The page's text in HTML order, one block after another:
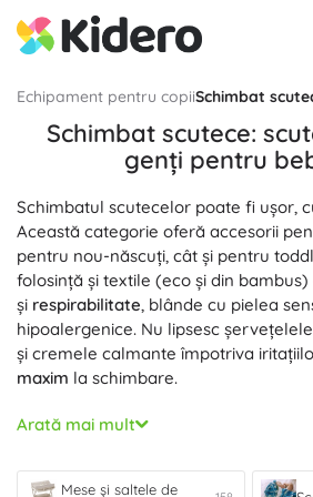
Echipament pentru copiiSchimbat
Schimbat scutece:
genți pentru
Schimbatul scutecelor poate fi ușor,
Această categorie oferă accesorii
pentru nou-născuți, cât și pentru
folosință și textile (eco și din bambus)
și respirabilitate, blânde cu pielea
hipoalergenice. Nu lipsesc
și cremele calmante împotriva
maxim la schimbare.
Pentru acasă, găsești mese și aleze
ergonomice, umpluturi moi și margini
pentruigienizare rapidă
. Alezele de
Arată mai mult
Mese și saltele de